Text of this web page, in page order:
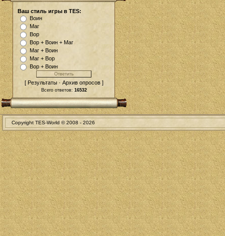
Ваш стиль игры в TES:
Воин
Маг
Вор
Вор + Воин + Маг
Маг + Воин
Маг + Вор
Вор + Воин
[ Результаты · Архив опросов ]
Всего ответов: 16532
Copyright TES-World © 2008 - 2026